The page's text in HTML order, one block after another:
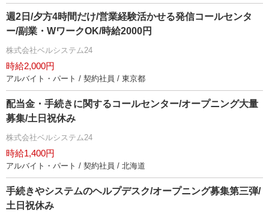
週2日/夕方4時間だけ/営業経験活かせる発信コールセンタ
ー/副業・WワークOK/時給2000円
株式会社ベルシステム24
時給2,000円
アルバイト・パート / 契約社員 / 東京都
配当金・手続きに関するコールセンター/オープニング大量
募集/土日祝休み
株式会社ベルシステム24
時給1,400円
アルバイト・パート / 契約社員 / 北海道
手続きやシステムのヘルプデスク/オープニング募集第三弾/
土日祝休み